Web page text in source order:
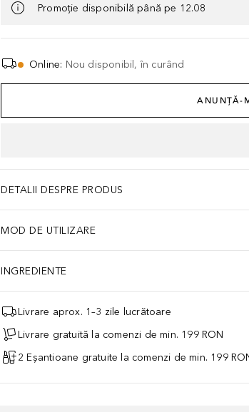
Promoție disponibilă până pe 12.08
Online: Nou disponibil, în curând
ANUNȚĂ-
DETALII DESPRE PRODUS
MOD DE UTILIZARE
INGREDIENTE
Livrare aprox. 1–3 zile lucrătoare
Livrare gratuită la comenzi de min. 199 RON
2 Eșantioane gratuite la comenzi de min. 199